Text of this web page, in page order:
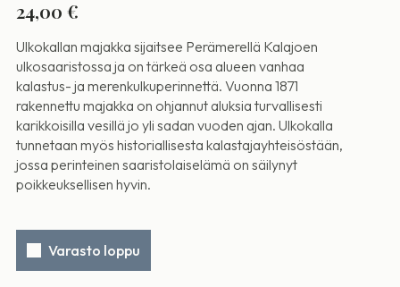
24,00€
Ulkokallan majakka sijaitsee Perämerellä Kalajoen
ulkosaaristossa ja on tärkeä osa alueen vanhaa
kalastus- ja merenkulkuperinnettä. Vuonna 1871
rakennettu majakka on ohjannut aluksia turvallisesti
karikkoisilla vesillä jo yli sadan vuoden ajan. Ulkokalla
tunnetaan myös historiallisesta kalastajayhteisöstään,
jossa perinteinen saaristolaiselämä on säilynyt
poikkeuksellisen hyvin.
Varasto loppu